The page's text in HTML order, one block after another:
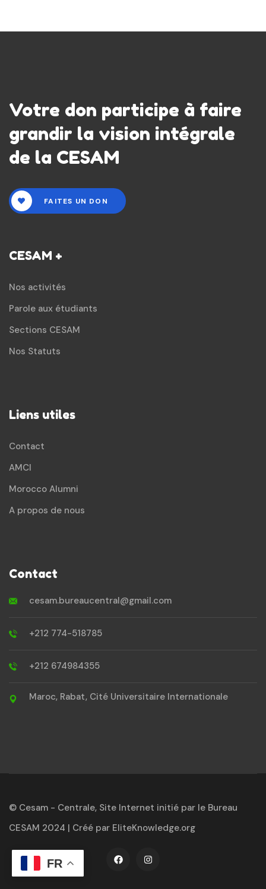
Votre don participe à faire
grandir la vision intégrale
de la CESAM
FAITES UN DON
CESAM +
Nos activités
Parole aux étudiants
Sections CESAM
Nos Statuts
Liens utiles
Contact
AMCI
Morocco Alumni
A propos de nous
Contact
cesam.bureaucentral@gmail.com
+212 774-518785
+212 674984355
Maroc, Rabat, Cité Universitaire Internationale
© Cesam - Centrale, Site Internet initié par le Bureau
CESAM 2024 | Créé par EliteKnowledge.org
FR